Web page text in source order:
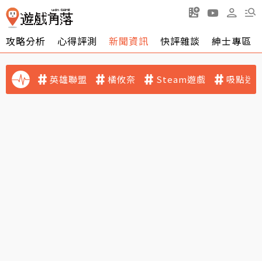
攻略分析 心得評測 新聞資訊 快評雜談 紳士專區
英雄聯盟 橘攸奈 Steam遊戲 吸點迷